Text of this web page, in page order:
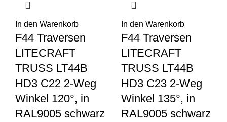
In den Warenkorb
F44 Traversen
LITECRAFT
TRUSS LT44B
HD3 C22 2-Weg
Winkel 120°, in
RAL9005 schwarz
In den Warenkorb
F44 Traversen
LITECRAFT
TRUSS LT44B
HD3 C23 2-Weg
Winkel 135°, in
RAL9005 schwarz